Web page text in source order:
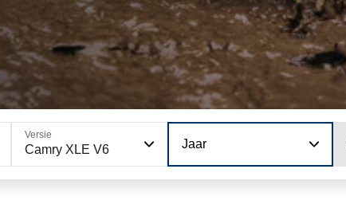
Versie
Camry XLE V6 Jaar